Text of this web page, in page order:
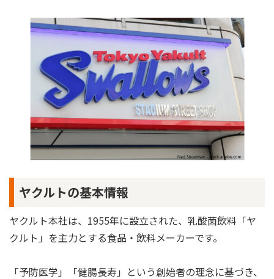
ヤクルトの基本情報
ヤクルト本社は、1955年に設立された、乳酸菌飲料「ヤ
クルト」を主力とする食品・飲料メーカーです。
「予防医学」「健腸長寿」という創始者の理念に基づき、